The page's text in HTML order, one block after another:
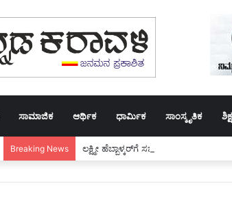
ಸಾಮಾಜಿಕ ಆರ್ಥಿಕ ಧಾರ್ಮಿಕ ಸಾಂಸ್ಕೃತಿಕ
Breaking News ಲಕ್ಷ್ಮೀ ಹೆಬ್ಬಾಳ್ಕರ್‌ಗೆ ಸಚಿವ ಸ್ಥಾನಕ್ಕಾಗಿ